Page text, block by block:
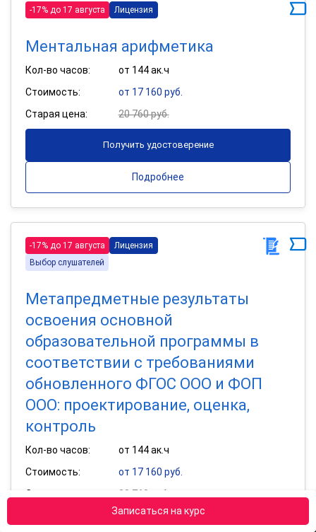
Записаться на курс
-17% до 17 августа Лицензия
Ментальная арифметика
Кол-во часов:
от 144 ак.ч
Стоимость:
от 17 160 руб.
Старая цена:
20 760 руб.
Получить удостоверение
Подробнее
-17% до 17 августа
Лицензия
Выбор слушателей
Метапредметные результаты
освоения основной
образовательной программы в
соответствии с требованиями
обновленного ФГОС ООО и ФОП
ООО: проектирование, оценка,
контроль
Кол-во часов:
от 144 ак.ч
Стоимость:
от 17 160 руб.
Старая цена:
20 760 руб.
Получить удостоверение